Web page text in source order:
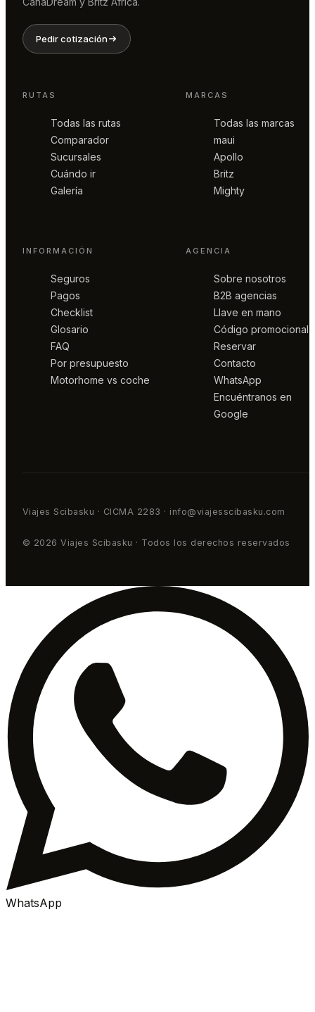
Pedir cotización
RUTAS
Todas las rutas
Comparador
Sucursales
Cuándo ir
Galería
MARCAS
Todas las marcas
maui
Apollo
Britz
Mighty
INFORMACIÓN
Seguros
Pagos
Checklist
Glosario
FAQ
Por presupuesto
Motorhome vs coche
AGENCIA
Sobre nosotros
B2B agencias
Llave en mano
Código promocional
Reservar
Contacto
WhatsApp
Encuéntranos en
Google
Viajes Scibasku · CICMA 2283 · info@viajesscibasku.com
© 2026 Viajes Scibasku · Todos los derechos reservados
WhatsApp